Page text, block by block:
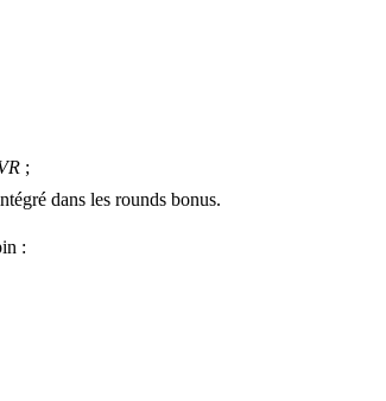
;
dans les rounds bonus.
: